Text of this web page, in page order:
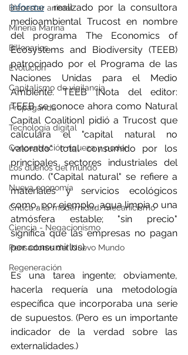
Bienestar animal
Minería Marina
Billonarios
Evolución
Capitalismo de vigilancia
Propaganda
Tecnología digital
Concentración riqueza y poder
Los dueños del mundo
Nueva economía
Crítica a la modernidad/mecanicismo
Ciencia - Negacionismo
Pensadores del Nuevo Mundo
Regeneración
informe
  realizado por la consultora
medioambiental Trucost en nombre
del programa The Economics of
Ecosystems and Biodiversity (TEEB)
patrocinado por el Programa de las
Naciones Unidas para el Medio
Ambiente. TEEB [Nota del editor:
TEEB se conoce ahora como Natural
Capital Coalition] pidió a Trucost que
calculara el "capital natural no
valorado" total consumido por los
principales sectores industriales del
mundo. ("Capital natural" se refiere a
materiales y servicios ecológicos
como, por ejemplo, agua limpia o una
atmósfera estable; "sin precio"
significa que las empresas no pagan
por consumirlos).
Es una tarea ingente; obviamente,
hacerla requería una metodología
específica que incorporaba una serie
de supuestos. (Pero es un importante
indicador de la verdad sobre las
externalidades.)